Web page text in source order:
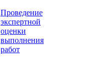
Проведение
экспертной
оценки
выполнения
работ